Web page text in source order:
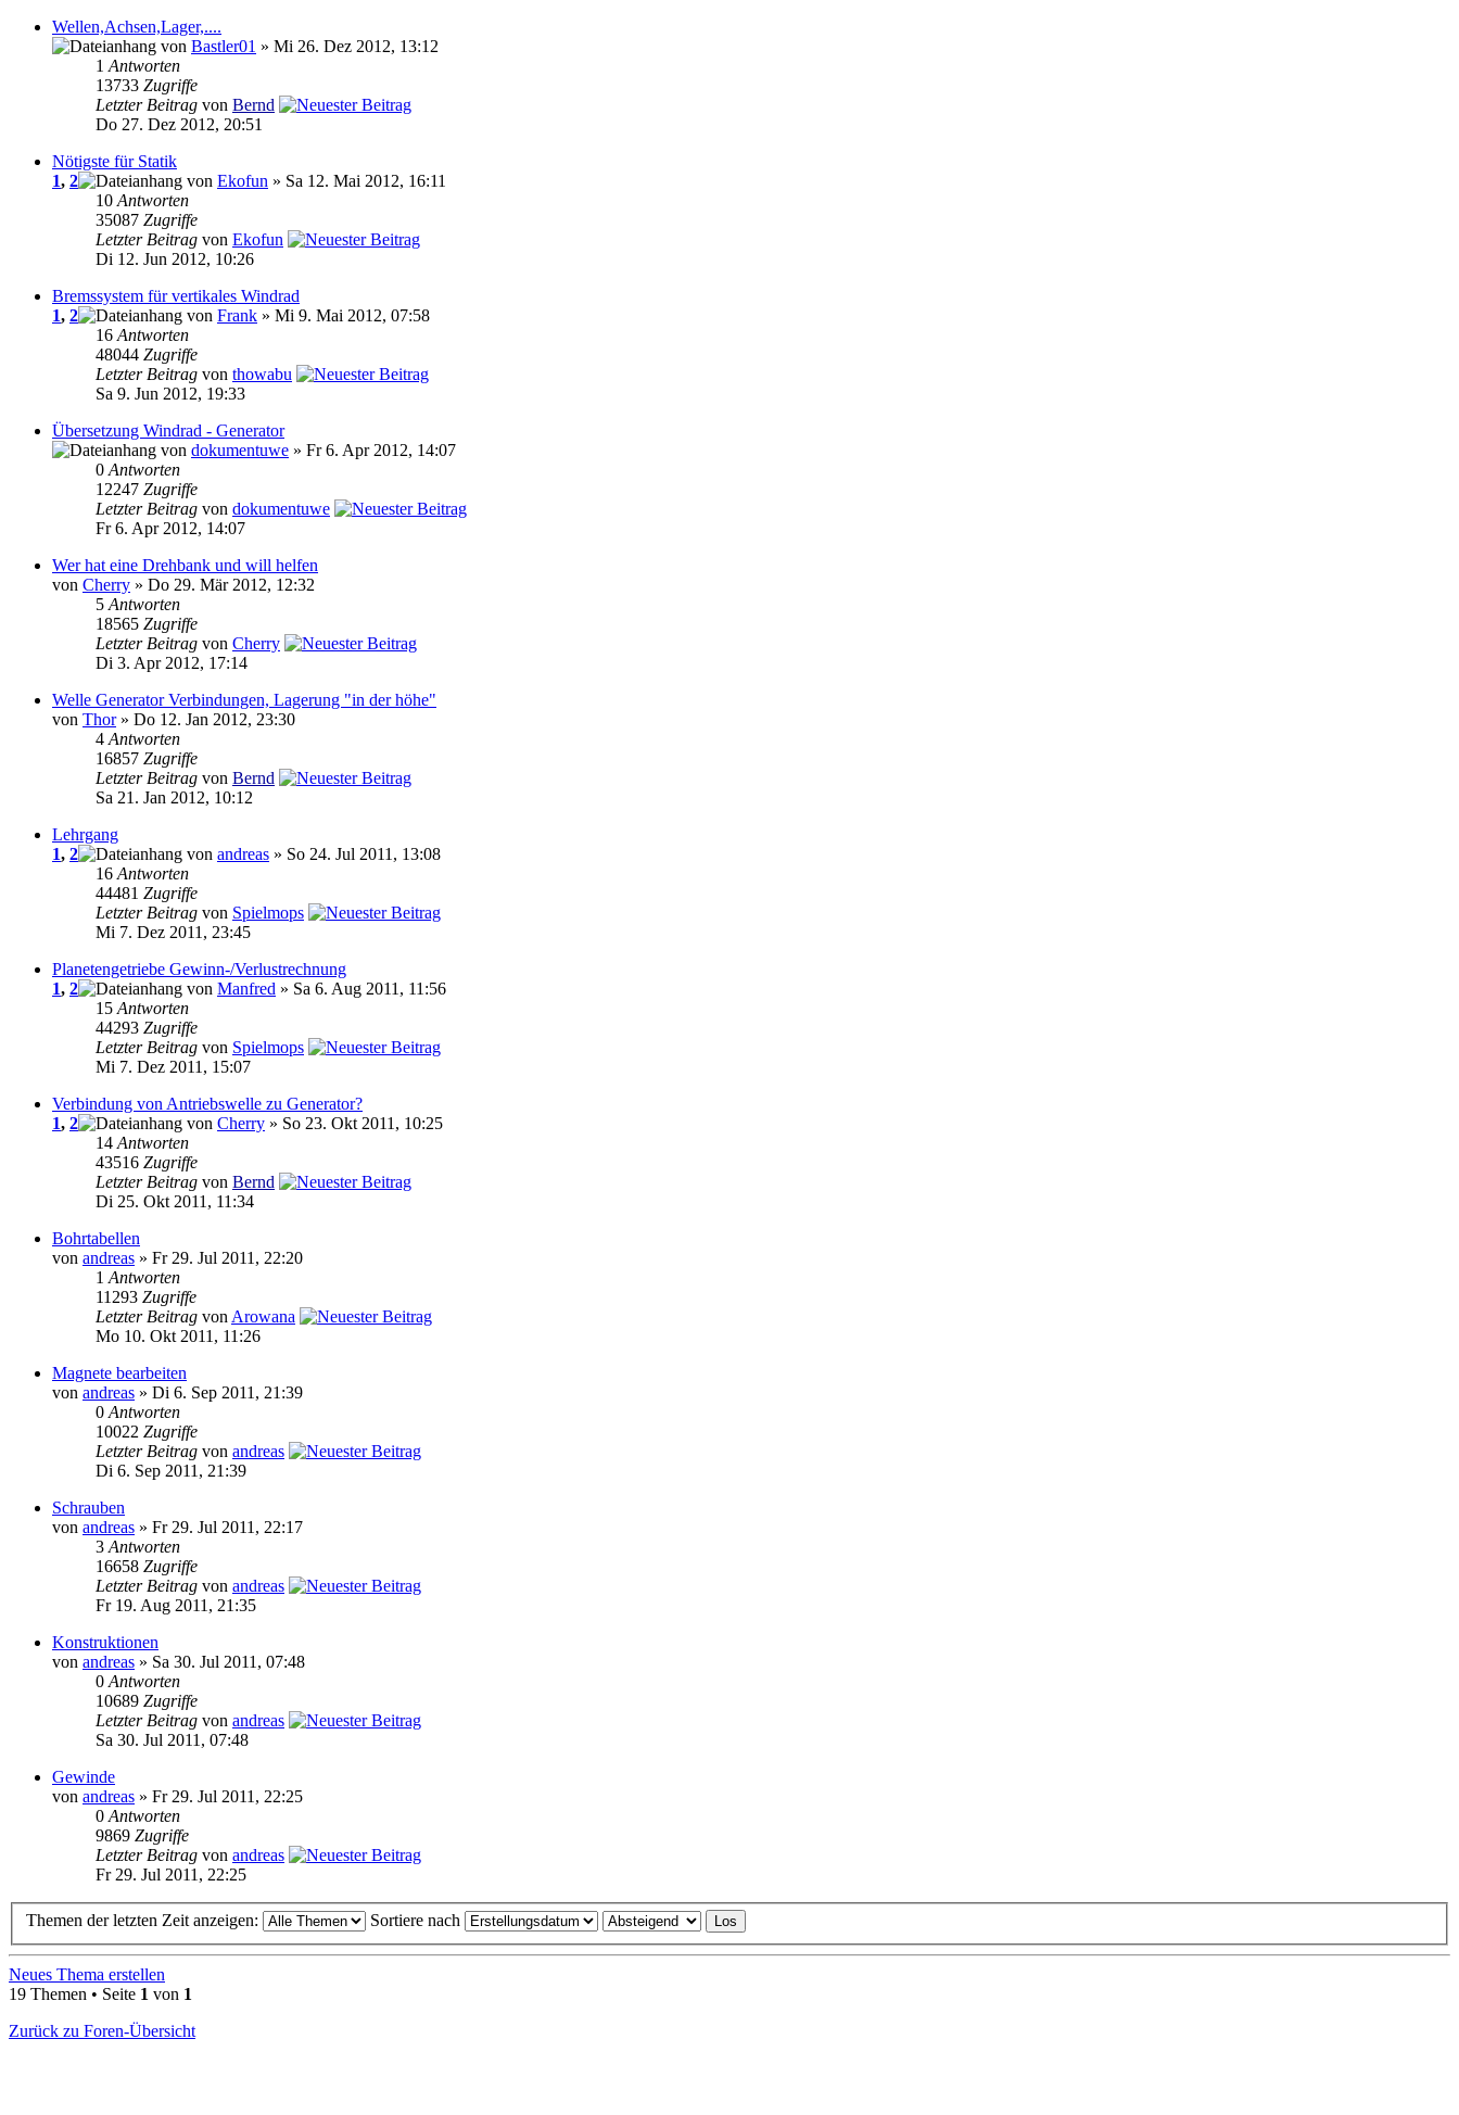
Wellen,Achsen,Lager,....
von Bastler01 » Mi 26. Dez 2012, 13:12
1 Antworten
13733 Zugriffe
Letzter Beitrag von Bernd
Do 27. Dez 2012, 20:51
Nötigste für Statik
1, 2 von Ekofun » Sa 12. Mai 2012, 16:11
10 Antworten
35087 Zugriffe
Letzter Beitrag von Ekofun
Di 12. Jun 2012, 10:26
Bremssystem für vertikales Windrad
1, 2 von Frank » Mi 9. Mai 2012, 07:58
16 Antworten
48044 Zugriffe
Letzter Beitrag von thowabu
Sa 9. Jun 2012, 19:33
Übersetzung Windrad - Generator
von dokumentuwe » Fr 6. Apr 2012, 14:07
0 Antworten
12247 Zugriffe
Letzter Beitrag von dokumentuwe
Fr 6. Apr 2012, 14:07
Wer hat eine Drehbank und will helfen
von Cherry » Do 29. Mär 2012, 12:32
5 Antworten
18565 Zugriffe
Letzter Beitrag von Cherry
Di 3. Apr 2012, 17:14
Welle Generator Verbindungen, Lagerung "in der höhe"
von Thor» Do 12. Jan 2012, 23:30
4 Antworten
16857 Zugriffe
Letzter Beitrag von Bernd
Sa 21. Jan 2012, 10:12
Lehrgang
1, 2 von andreas » So 24. Jul 2011, 13:08
16 Antworten
44481 Zugriffe
Letzter Beitrag von Spielmops
Mi 7. Dez 2011, 23:45
Planetengetriebe Gewinn-/Verlustrechnung
1, 2 von Manfred » Sa 6. Aug 2011, 11:56
15 Antworten
44293 Zugriffe
Letzter Beitrag von Spielmops
Mi 7. Dez 2011, 15:07
Verbindung von Antriebswelle zu Generator?
1, 2 von Cherry » So 23. Okt 2011, 10:25
14 Antworten
43516 Zugriffe
Letzter Beitrag von Bernd
Di 25. Okt 2011, 11:34
Bohrtabellen
von andreas » Fr 29. Jul 2011, 22:20
1 Antworten
11293 Zugriffe
Letzter Beitrag von Arowana
Mo 10. Okt 2011, 11:26
Magnete bearbeiten
von andreas » Di 6. Sep 2011, 21:39
0 Antworten
10022 Zugriffe
Letzter Beitrag von andreas
Di 6. Sep 2011, 21:39
Schrauben
von andreas » Fr 29. Jul 2011, 22:17
3 Antworten
16658 Zugriffe
Letzter Beitrag von andreas
Fr 19. Aug 2011, 21:35
Konstruktionen
von andreas » Sa 30. Jul 2011, 07:48
0 Antworten
10689 Zugriffe
Letzter Beitrag von andreas
Sa 30. Jul 2011, 07:48
Gewinde
von andreas » Fr 29. Jul 2011, 22:25
0 Antworten
9869 Zugriffe
Letzter Beitrag von andreas
Fr 29. Jul 2011, 22:25
Themen der letzten Zeit anzeigen: Sortiere nach
Neues Thema erstellen
19 Themen • Seite 1 von 1
Zurück zu Foren-Übersicht